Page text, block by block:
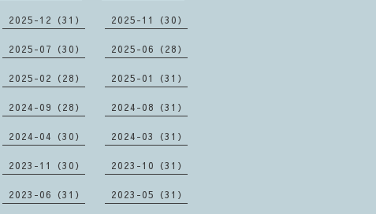
2025-12（31） 2025-11（30）
2025-07（30） 2025-06（28）
2025-02（28） 2025-01（31）
2024-09（28） 2024-08（31）
2024-04（30） 2024-03（31）
2023-11（30） 2023-10（31）
2023-06（31） 2023-05（31）